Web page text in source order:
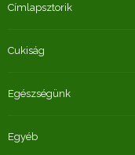
Címlapsztorik
Cukiság
Egészségünk
Egyéb